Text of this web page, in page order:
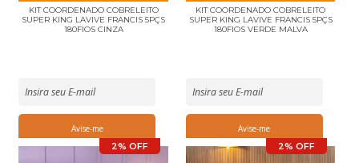
KIT COORDENADO COBRELEITO
SUPER KING LAVIVE FRANCIS 5PÇS
180FIOS CINZA
KIT COORDENADO COBRELEITO
SUPER KING LAVIVE FRANCIS 5PÇS
180FIOS VERDE MALVA
2% OFF 2% OFF